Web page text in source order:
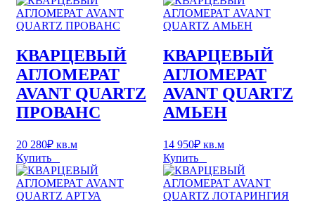
КВАРЦЕВЫЙ
АГЛОМЕРАТ
AVANT QUARTZ
ПРОВАНС
20 280₽ кв.м
Купить
КВАРЦЕВЫЙ
АГЛОМЕРАТ
AVANT QUARTZ
АМЬЕН
14 950₽ кв.м
Купить